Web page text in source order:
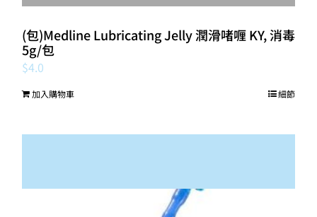
(包)Medline Lubricating Jelly 潤滑啫喱 KY, 消毒
5g/包
$4.0
加入購物車 細節